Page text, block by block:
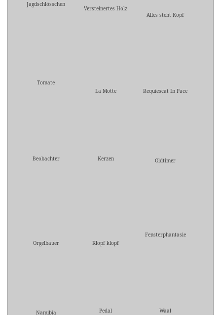
Jagdschlösschen
Versteinertes Holz
Alles steht Kopf
Tomate
La Motte
Requiescat In Pace
Beobachter Kerzen Oldtimer
Orgelbauer Klopf klopf
Fensterphantasie
Namibia Pedal Waal